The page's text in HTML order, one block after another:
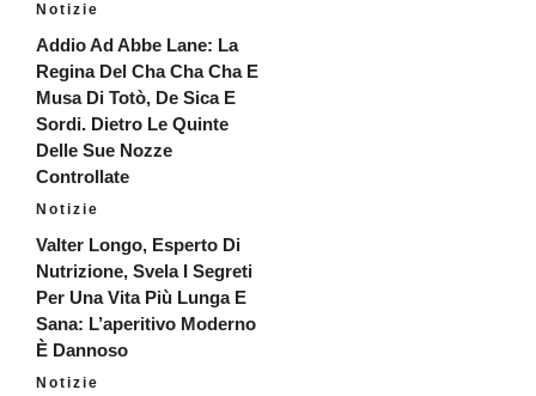
Notizie
Addio Ad Abbe Lane: La
Regina Del Cha Cha Cha E
Musa Di Totò, De Sica E
Sordi. Dietro Le Quinte
Delle Sue Nozze
Controllate
Notizie
Valter Longo, Esperto Di
Nutrizione, Svela I Segreti
Per Una Vita Più Lunga E
Sana: L’aperitivo Moderno
È Dannoso
Notizie